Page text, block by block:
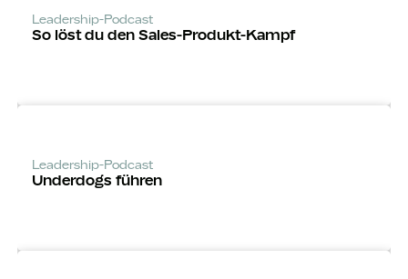
Leadership-Podcast
So löst du den Sales-Produkt-Kampf
Leadership-Podcast
Underdogs führen